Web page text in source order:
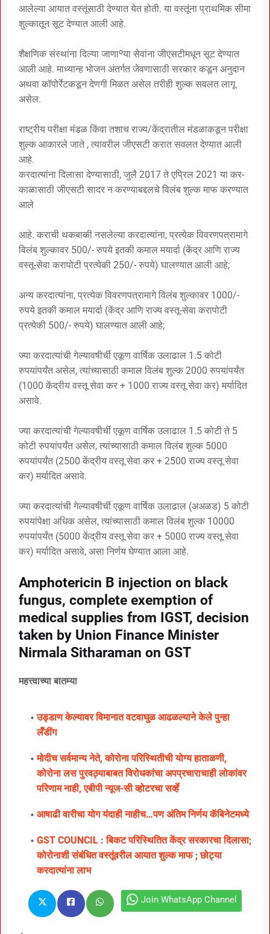
आलेल्या आयात वस्तूंसाठी देण्यात येत होती. या वस्तूंना प्राथमिक सीमा
शुल्कातून सूट देण्यात आली आहे.
शैक्षणिक संस्थांना दिल्या जाणाºया सेवांना जीएसटीमधून सूट देण्यात
आली आहे. माध्यान्ह भोजन अंतर्गत जेवणासाठी सरकार कडून अनुदान
अथवा कॉपोर्रेटकडून देणगी मिळत असेल तरीही शुल्क सवलत लागू
असेल.
राष्ट्रीय परीक्षा मंडळ किंवा तशाच राज्य/केंद्रातील मंडळाकडून परीक्षा
शुल्क आकारले जाते , त्यावरील जीएसटी करात सवलत देण्यात आली
आहे.
करदात्यांना दिलासा देण्यासाठी, जुलै 2017 ते एप्रिल 2021 या कर-
काळासाठी जीएसटी सादर न करण्याबद्दलचे विलंब शुल्क माफ करण्यात
आले
आहे. कराची थकबाकी नसलेल्या करदात्यांना, प्रत्येक विवरणपत्रामागे
विलंब शुल्कावर 500/- रुपये इतकी कमाल मयार्दा (केंद्र आणि राज्य
वस्तू-सेवा करापोटी प्रत्येकी 250/- रुपये) घालण्यात आली आहे;
अन्य करदात्यांना, प्रत्येक विवरणपत्रामागे विलंब शुल्कावर 1000/-
रुपये इतकी कमाल मयार्दा (केंद्र आणि राज्य वस्तू-सेवा करापोटी
प्रत्येकी 500/- रुपये) घालण्यात आली आहे;
ज्या करदात्यांची गेल्यावषीर्ची एकूण वार्षिक उलाढाल 1.5 कोटी
रुपयांपर्यंत असेल, त्यांच्यासाठी कमाल विलंब शुल्क 2000 रुपयांपर्यंत
(1000 केंद्रीय वस्तू सेवा कर + 1000 राज्य वस्तू सेवा कर) मर्यादित
असावे.
ज्या करदात्यांची गेल्यावषीर्ची एकूण वार्षिक उलाढाल 1.5 कोटी ते 5
कोटी रुपयांपर्यंत असेल, त्यांच्यासाठी कमाल विलंब शुल्क 5000
रुपयांपर्यंत (2500 केंद्रीय वस्तू सेवा कर + 2500 राज्य वस्तू सेवा
कर) मर्यादित असावे.
ज्या करदात्यांची गेल्यावषीर्ची एकूण वार्षिक उलाढाल (अअळड) 5 कोटी
रुपयांपेक्षा अधिक असेल, त्यांच्यासाठी कमाल विलंब शुल्क 10000
रुपयांपर्यंत (5000 केंद्रीय वस्तू सेवा कर + 5000 राज्य वस्तू सेवा
कर) मर्यादित असावे, असा निर्णय घेण्यात आला आहे.
Amphotericin B injection on black
fungus, complete exemption of
medical supplies from IGST, decision
taken by Union Finance Minister
Nirmala Sitharaman on GST
महत्त्वाच्या बातम्या
उड्डाण केल्यावर विमानात वटवाघुळ आढळल्याने केले पुन्हा
लॅँडींग
मोदीच सर्वमान्य नेते, कोरोना परिस्थितीची योग्य हाताळणी,
कोरोना लस पुरवठ्याबाबत विरोधकांचा अपप्रचाराचाही लोकांवर
परिणाम नाही, एबीपी न्यूज-सी व्होटरचा सर्व्हे
आषाढी वारीचा योग यंदाही नाहीच…पण अंतिम निर्णय कॅबिनेटमध्ये
GST COUNCIL : बिकट परिस्थितित केंद्र सरकारचा दिलासा;
कोरोनाशी संबंधित वस्तूंवरील आयात शुल्क माफ ; छोट्या
करदात्यांना लाभ
Join WhatsApp Channel